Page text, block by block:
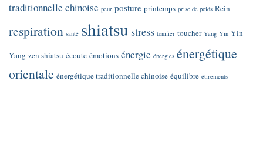
traditionnelle chinoise peur posture printemps prise de poids Rein
respiration santé shiatsu stress tonifier toucher Yang Yin Yin
Yang zen shiatsu écoute émotions énergie énergies énergétique
orientale énergétique traditionnelle chinoise équilibre étirements